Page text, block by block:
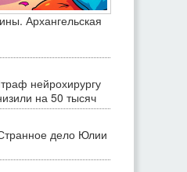
Архангельская
нейрохирургу
на 50 тысяч
дело Юлии